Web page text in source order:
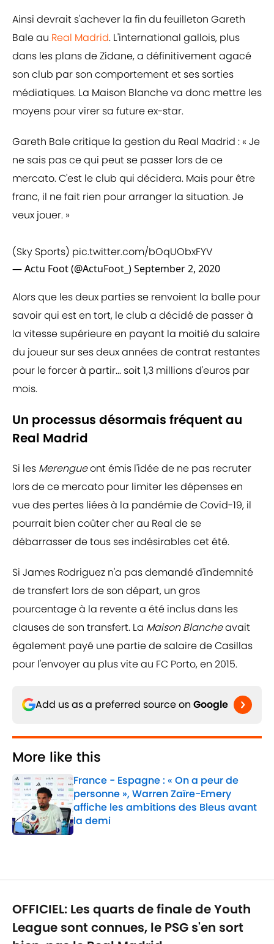
Ainsi devrait s'achever la fin du feuilleton Gareth
Bale au Real Madrid. L'international gallois, plus
dans les plans de Zidane, a définitivement agacé
son club par son comportement et ses sorties
médiatiques. La Maison Blanche va donc mettre les
moyens pour virer sa future ex-star.
Gareth Bale critique la gestion du Real Madrid : « Je
ne sais pas ce qui peut se passer lors de ce
mercato. C'est le club qui décidera. Mais pour être
franc, il ne fait rien pour arranger la situation. Je
veux jouer. »
(Sky Sports) pic.twitter.com/bOqUObxFYV
— Actu Foot (@ActuFoot_)September 2, 2020
Alors que les deux parties se renvoient la balle pour
savoir qui est en tort, le club a décidé de passer à
la vitesse supérieure en payant la moitié du salaire
du joueur sur ses deux années de contrat restantes
pour le forcer à partir... soit 1,3 millions d'euros par
mois.
Un processus désormais fréquent au
Real Madrid
Si les Merengueont émis l'idée de ne pas recruter
lors de ce mercato pour limiter les dépenses en
vue des pertes liées à la pandémie de Covid-19, il
pourrait bien coûter cher au Real de se
débarrasser de tous ses indésirables cet été.
Si James Rodriguez n'a pas demandé d'indemnité
de transfert lors de son départ, un gros
pourcentage à la revente a été inclus dans les
clauses de son transfert. La Maison Blancheavait
également payé une partie de salaire de Casillas
pour l'envoyer au plus vite au FC Porto, en 2015.
Add us as a preferred source on Google
More like this
France - Espagne : « On a peur de
personne », Warren Zaïre-Emery
affiche les ambitions des Bleus avant
la demi
Published by on Invalid Date
OFFICIEL: Les quarts de finale de Youth
League sont connues, le PSG s'en sort